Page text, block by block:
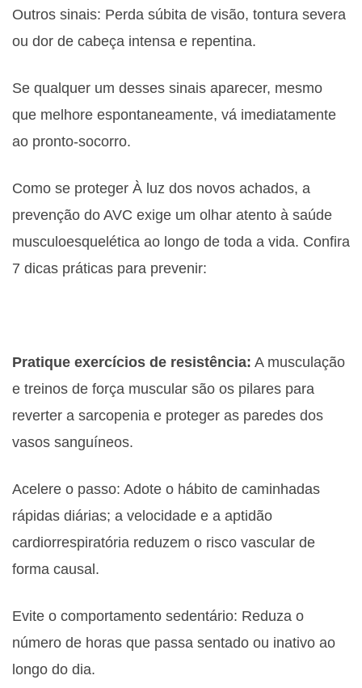
Outros sinais: Perda súbita de visão, tontura severa
ou dor de cabeça intensa e repentina.
Se qualquer um desses sinais aparecer, mesmo
que melhore espontaneamente, vá imediatamente
ao pronto-socorro.
Como se proteger À luz dos novos achados, a
prevenção do AVC exige um olhar atento à saúde
musculoesquelética ao longo de toda a vida. Confira
7 dicas práticas para prevenir:
Pratique exercícios de resistência: A musculação
e treinos de força muscular são os pilares para
reverter a sarcopenia e proteger as paredes dos
vasos sanguíneos.
Acelere o passo: Adote o hábito de caminhadas
rápidas diárias; a velocidade e a aptidão
cardiorrespiratória reduzem o risco vascular de
forma causal.
Evite o comportamento sedentário: Reduza o
número de horas que passa sentado ou inativo ao
longo do dia.